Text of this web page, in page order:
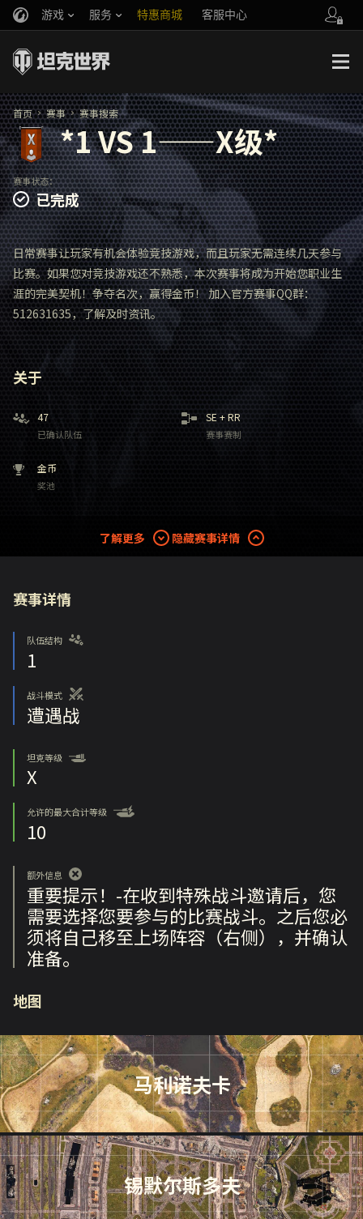
游戏 服务 特惠商城 客服中心
你好，吾久
万圣节
《以战止战》
官方自媒体
首页 赛事 赛事搜索
*1 VS 1——X级*
赛事状态：
已完成
日常赛事让玩家有机会体验竞技游戏，而且玩家无需连续几天参与
比赛。如果您对竞技游戏还不熟悉，本次赛事将成为开始您职业生
涯的完美契机！争夺名次，赢得金币！ 加入官方赛事QQ群：
512631635，了解及时资讯。
关于
47
已确认队伍
SE +RR
赛事赛制
金币
奖池
了解更多 隐藏赛事详情
赛事详情
队伍结构
1
战斗模式
遭遇战
坦克等级
X
允许的最大合计等级
10
额外信息
重要提示！-在收到特殊战斗邀请后，您
需要选择您要参与的比赛战斗。之后您必
须将自己移至上场阵容（右侧），并确认
准备。
地图
马利诺夫卡
锡默尔斯多夫